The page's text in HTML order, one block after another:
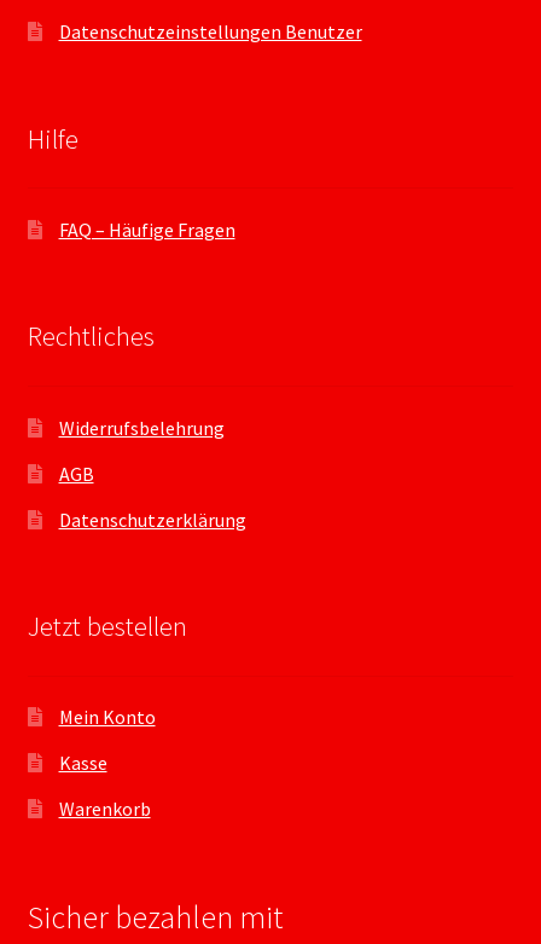
Datenschutzeinstellungen Benutzer
Hilfe
FAQ – Häufige Fragen
Rechtliches
Widerrufsbelehrung
AGB
Datenschutzerklärung
Jetzt bestellen
Mein Konto
Kasse
Warenkorb
Sicher bezahlen mit